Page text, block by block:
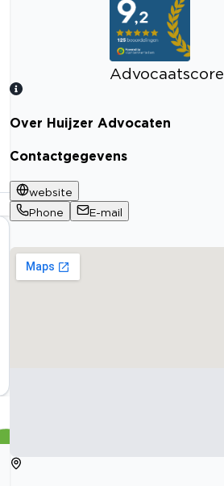
Advocaatscore
Bekijk certificaat
Over Huijzer Advocaten
Contactgegevens
website
Phone
E-mail